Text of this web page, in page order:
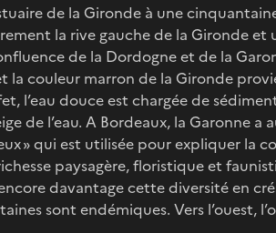
de la Gironde à une
la rive gauche de la Gironde
de la Dordogne et de la
la couleur marron de la Gironde
l’eau douce est chargée de
de l’eau. A Bordeaux, la Garonne a
» qui est utilisée pour expliquer la
paysagère, floristique et
davantage cette diversité en
sont endémiques. Vers l’ouest,